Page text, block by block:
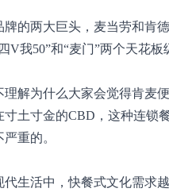
的两大巨头，麦当劳和肯
V我50”和“麦门”两个天花板
理解为什么大家会觉得肯麦
寸土寸金的CBD，这种连锁
重的。
代生活中，快餐式文化需求